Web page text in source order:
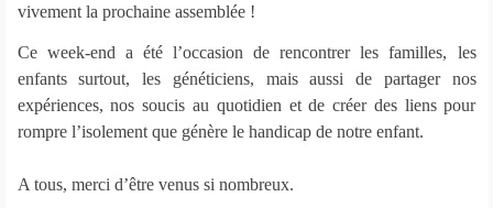
vivement la prochaine assemblée !
Ce week-end a été l’occasion de rencontrer les familles, les
enfants surtout, les généticiens, mais aussi de partager nos
expériences, nos soucis au quotidien et de créer des liens pour
rompre l’isolement que génère le handicap de notre enfant.
A tous, merci d’être venus si nombreux.